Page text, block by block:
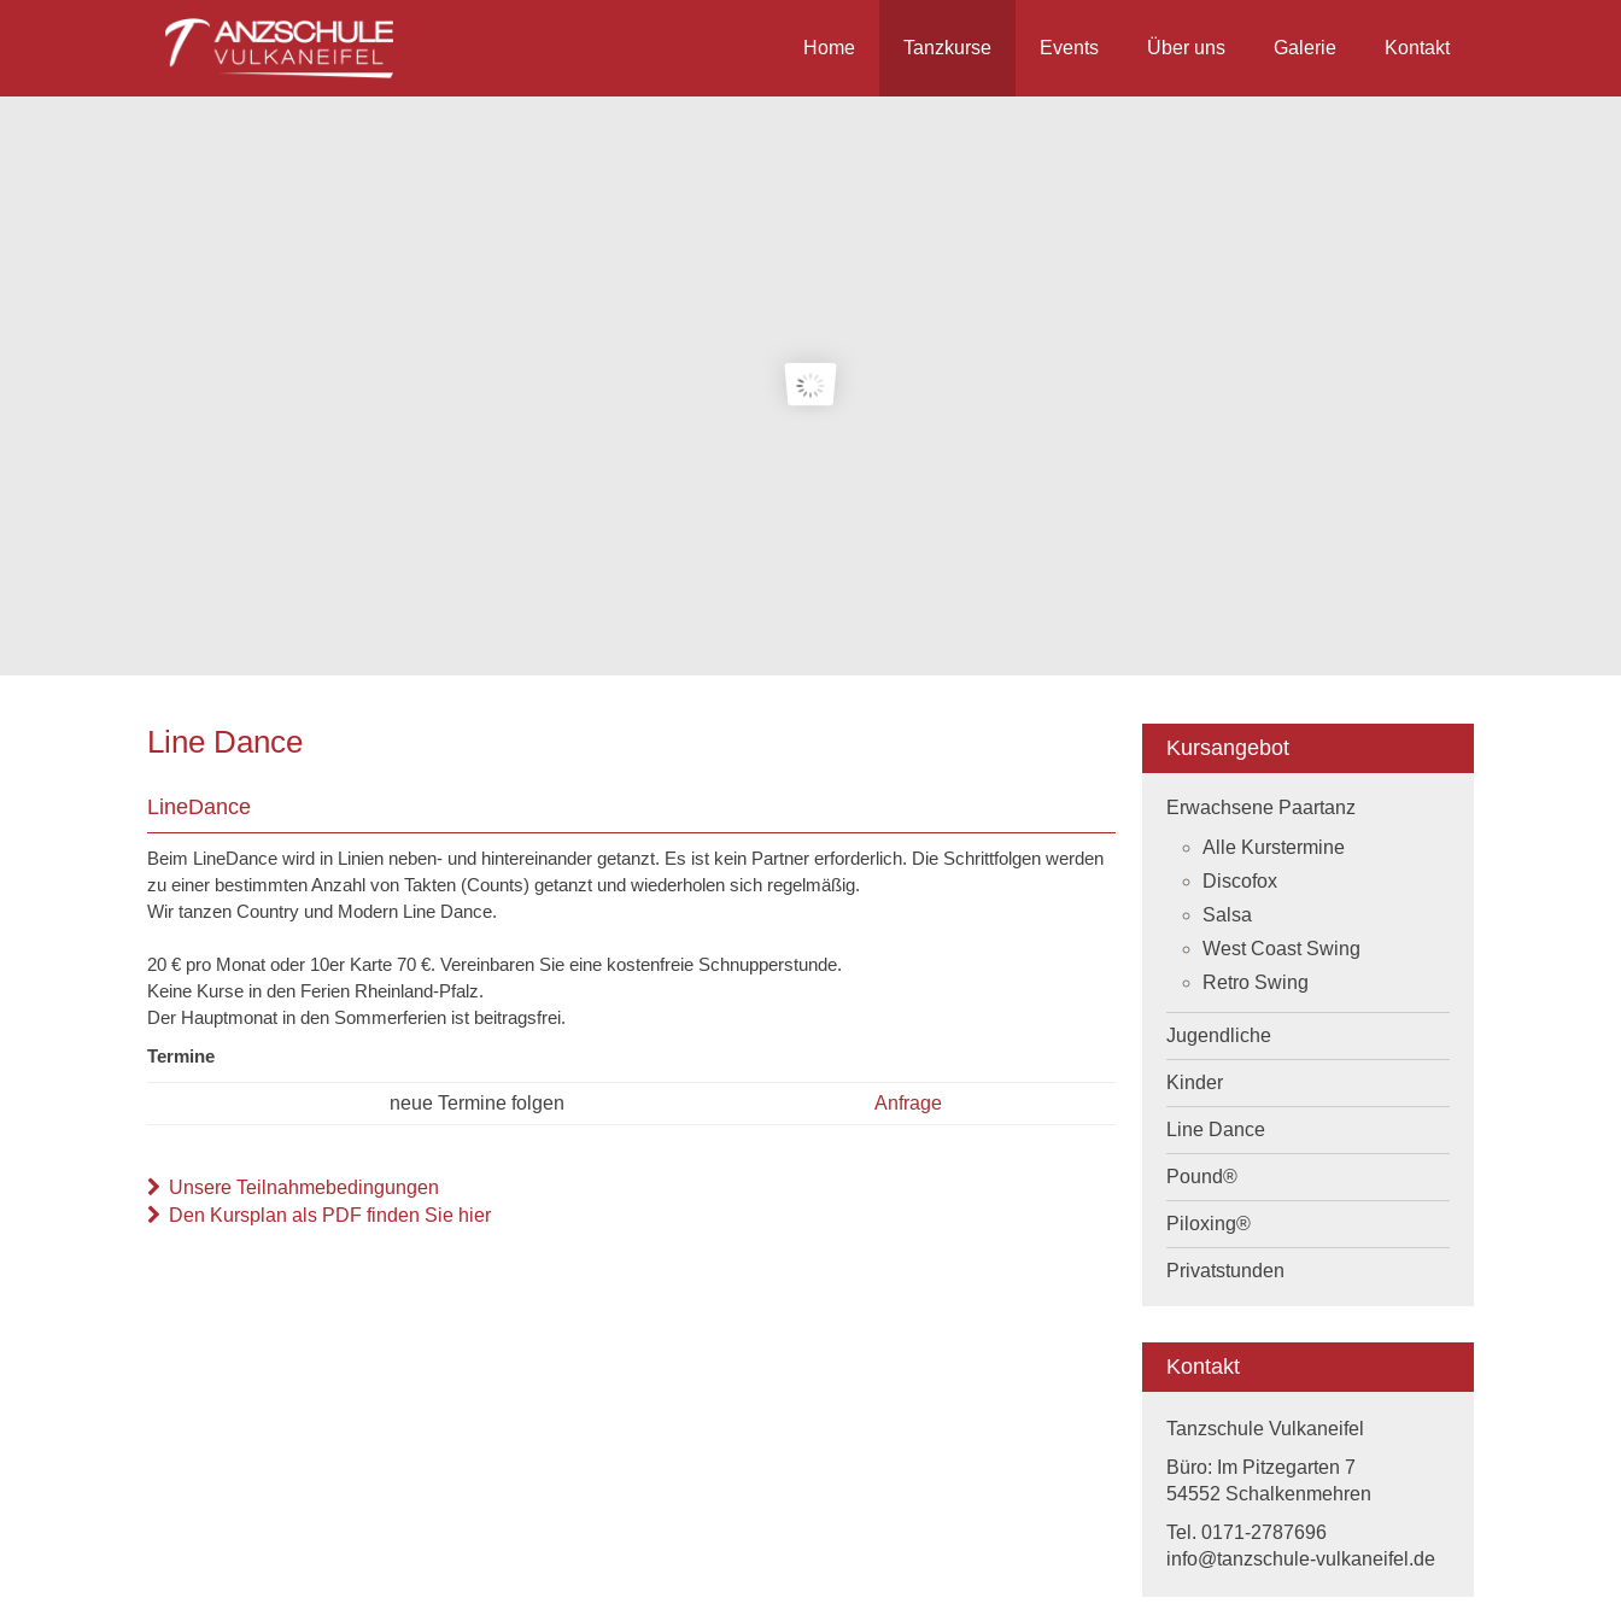
Home Tanzkurse Events Über uns Galerie Kontakt
Line Dance
LineDance
Beim LineDance wird in Linien neben- und hintereinander getanzt. Es ist kein Partner erforderlich. Die Schrittfolgen werden
zu einer bestimmten Anzahl von Takten (Counts) getanzt und wiederholen sich regelmäßig.
Wir tanzen Country und Modern Line Dance.
20 € pro Monat oder 10er Karte 70 €. Vereinbaren Sie eine kostenfreie Schnupperstunde.
Keine Kurse in den Ferien Rheinland-Pfalz.
Der Hauptmonat in den Sommerferien ist beitragsfrei.
Termine
neue Termine folgen Anfrage
Unsere Teilnahmebedingungen
Den Kursplan als PDF finden Sie hier
Kursangebot
Erwachsene Paartanz
Alle Kurstermine
Discofox
Salsa
West Coast Swing
Retro Swing
Jugendliche
Kinder
Line Dance
Pound®
Piloxing®
Privatstunden
Kontakt
Tanzschule Vulkaneifel
Büro: Im Pitzegarten 7
54552 Schalkenmehren
Tel. 0171-2787696
info@tanzschule-vulkaneifel.de